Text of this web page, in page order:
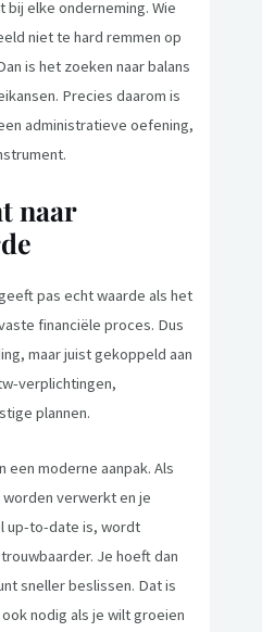
elke onderneming. Wie
niet te hard remmen op
is het zoeken naar balans
Precies daarom is
administratieve oefening,
naar
pas echt waarde als het
financiële proces. Dus
maar juist gekoppeld aan
verplichtingen,
plannen.
een moderne aanpak. Als
verwerkt en je
up-to-date is, wordt
Je hoeft dan
sneller beslissen. Dat is
nodig als je wilt groeien